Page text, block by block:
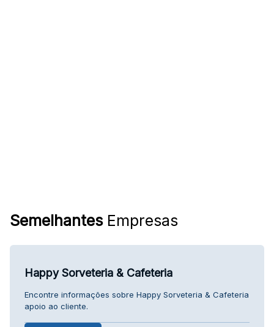
SemelhantesEmpresas
Happy Sorveteria & Cafeteria
Encontre informações sobre Happy Sorveteria & Cafeteria
apoio ao cliente.